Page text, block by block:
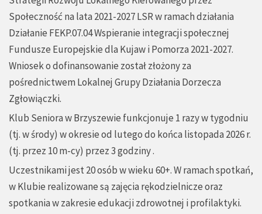
Społeczność na lata 2021-2027 LSR w ramach działania
Działanie FEKP.07.04 Wspieranie integracji społecznej
Fundusze Europejskie dla Kujaw i Pomorza 2021-2027.
Wniosek o dofinansowanie został złożony za
pośrednictwem Lokalnej Grupy Działania Dorzecza
Zgłowiączki.
Klub Seniora w Brzyszewie funkcjonuje 1 razy w tygodniu
(tj. w środy) w okresie od lutego do końca listopada 2026 r.
(tj. przez 10 m-cy) przez 3 godziny .
Uczestnikami jest 20 osób w wieku 60+. W ramach spotkań,
w Klubie realizowane są zajęcia rękodzielnicze oraz
spotkania w zakresie edukacji zdrowotnej i profilaktyki.